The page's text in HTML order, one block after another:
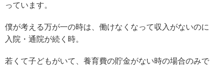
っています。
僕が考える万が一の時は、働けなくなって収入がないのに
入院・通院が続く時。
若くて子どもがいて、養育費の貯金がない時の場合のみで